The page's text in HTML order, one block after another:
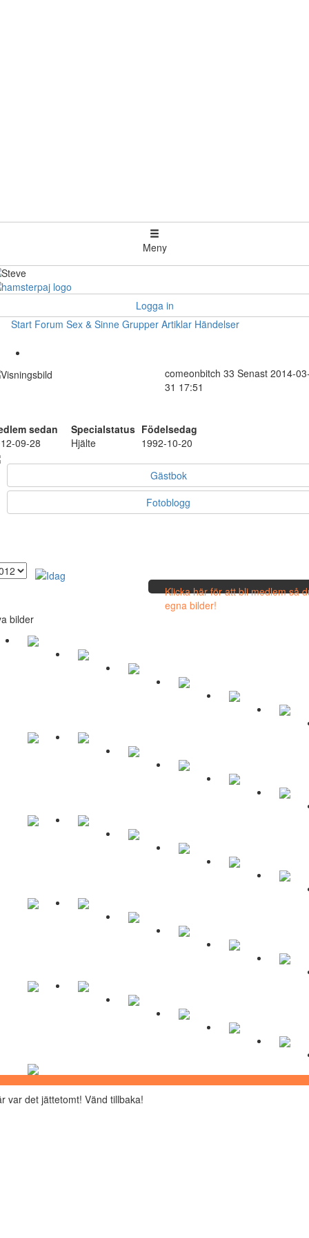
Meny
Logga in
Start Forum Sex & Sinne Grupper Artiklar Händelser
comeonbitch 33 Senast 2014-
31 17:51
sedan Specialstatus Födelsedag
09-28
Hjälte 1992-10-20
Gästbok
Fotoblogg
Klicka här för att bli medlem så
egna bilder!
bilder
var det jättetomt! Vänd tillbaka!